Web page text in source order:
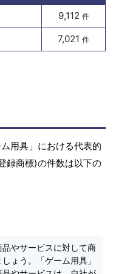
9,112 件
7,021 件
用具」における代表的
録商標)の件数は以下の
品やサービスに対して商
ょう。「ゲーム用具」